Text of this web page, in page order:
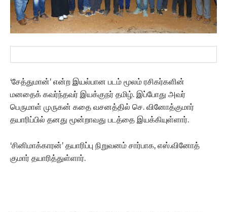
‘சேத்துமான்’ என்ற இயல்பான படம் மூலம் ரசிகர்களின்
மனதைக் கவர்ந்தவர் இயக்குநர் தமிழ். இப்போது அவர்
பெருமாள் முருகன் கதை வசனத்தில் செ. வினோத்குமார்
தயாரிப்பில் தனது மூன்றாவது படத்தை இயக்கியுள்ளார்.
‘சினிமாக்காரன்’ தயாரிப்பு நிறுவனம் சார்பாக, எஸ்.வினோத்
குமார் தயாரித்துள்ளார்.